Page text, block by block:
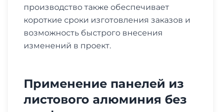
производство также обеспечивает
короткие сроки изготовления заказов и
возможность быстрого внесения
изменений в проект.
Применение панелей из
листового алюминия без